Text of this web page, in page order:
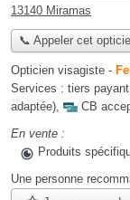
13140 Miramas
📞 Appeler cet
Opticien visagiste -
Services : tiers payant
adaptée),
CB
En vente :
Produits
Une personne